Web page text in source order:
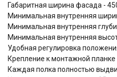
Габаритная ширина фасада -
Минимальная внутренняя
Минимальная внутренняя
Минимальная внутренняя
Удобная регулировка
Крепление к монтажной
Каждая полка полностью